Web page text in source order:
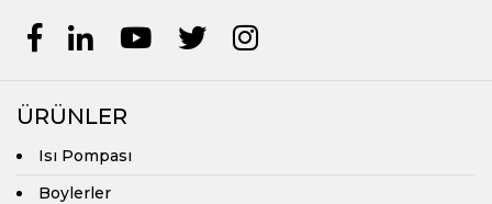
ÜRÜNLER
Isı Pompası
Boylerler